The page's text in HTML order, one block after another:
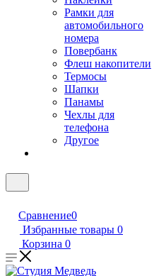
Рамки для
автомобильного
номера
Повербанк
Флеш накопители
Термосы
Шапки
Панамы
Чехлы для
телефона
Другое
Сравнение0
Избранные товары 0
Корзина 0